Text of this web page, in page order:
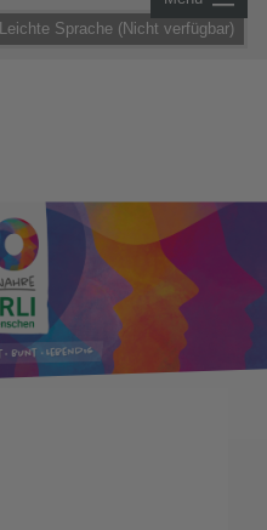
Leichte Sprache (Nicht verfügbar)